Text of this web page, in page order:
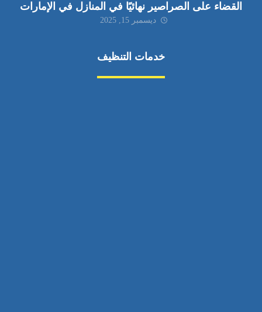
القضاء على الصراصير نهائيًا في المنازل في الإمارات
ديسمبر 15, 2025
خدمات التنظيف